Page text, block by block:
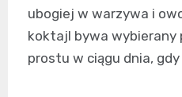
ubogiej w warzywa i
koktajl bywa wybierany
prostu w ciągu dnia,